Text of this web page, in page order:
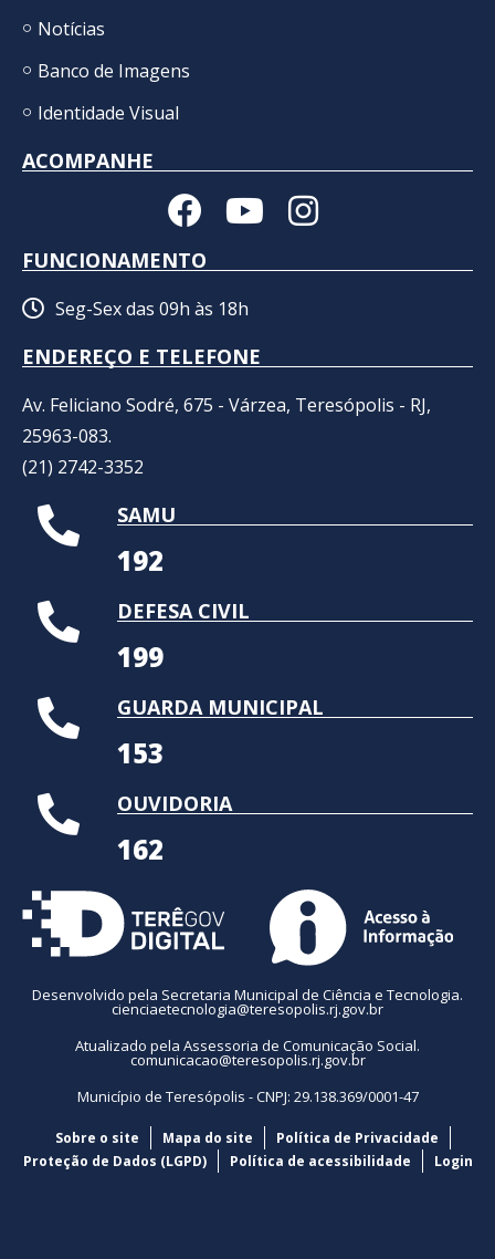
Notícias
Banco de Imagens
Identidade Visual
ACOMPANHE
FUNCIONAMENTO
Seg-Sex das 09h às 18h
ENDEREÇO E TELEFONE
Av. Feliciano Sodré, 675 - Várzea, Teresópolis - RJ,
25963-083.
(21) 2742-3352​
SAMU
192
DEFESA CIVIL
199
GUARDA MUNICIPAL
153
OUVIDORIA
162
Desenvolvido pela Secretaria Municipal de Ciência e Tecnologia.
cienciaetecnologia@teresopolis.rj.gov.br
Atualizado pela Assessoria de Comunicação Social.
comunicacao@teresopolis.rj.gov.br
Município de Teresópolis - CNPJ: 29.138.369/0001-47
Sobre o site Mapa do site
Política de Privacidade
Proteção de Dados (LGPD)
Política de acessibilidade Login